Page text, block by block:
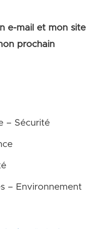
e-mail et mon site
prochain
– Sécurité
– Environnement